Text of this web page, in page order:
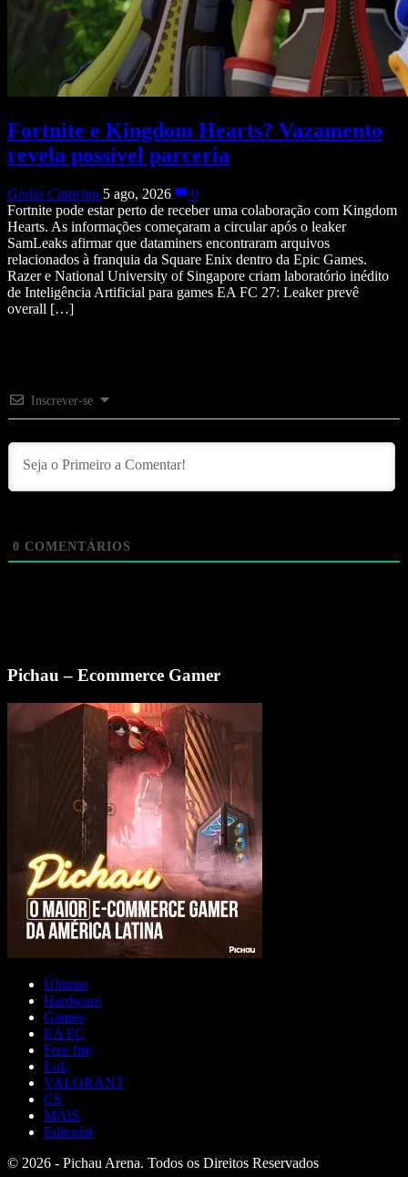
Fortnite e Kingdom Hearts? Vazamento
revela possível parceria
Giulia Catarina 5 ago, 2026
0
Fortnite pode estar perto de receber uma colaboração com Kingdom
Hearts. As informações começaram a circular após o leaker
SamLeaks afirmar que dataminers encontraram arquivos
relacionados à franquia da Square Enix dentro da Epic Games.
Razer e National University of Singapore criam laboratório inédito
de Inteligência Artificial para games EA FC 27: Leaker prevê
overall […]
Inscrever-se
0 COMENTÁRIOS
Pichau – Ecommerce Gamer
Últimas
Hardware
Games
EA FC
Free fire
LoL
VALORANT
CS
MAIS
Editorial
© 2026 - Pichau Arena. Todos os Direitos Reservados